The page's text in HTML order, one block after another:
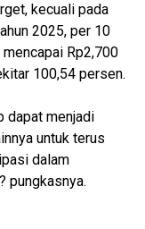
kecuali pada
2025, per 10
Rp2,700
100,54 persen.
dapat menjadi
untuk terus
dalam
pungkasnya.